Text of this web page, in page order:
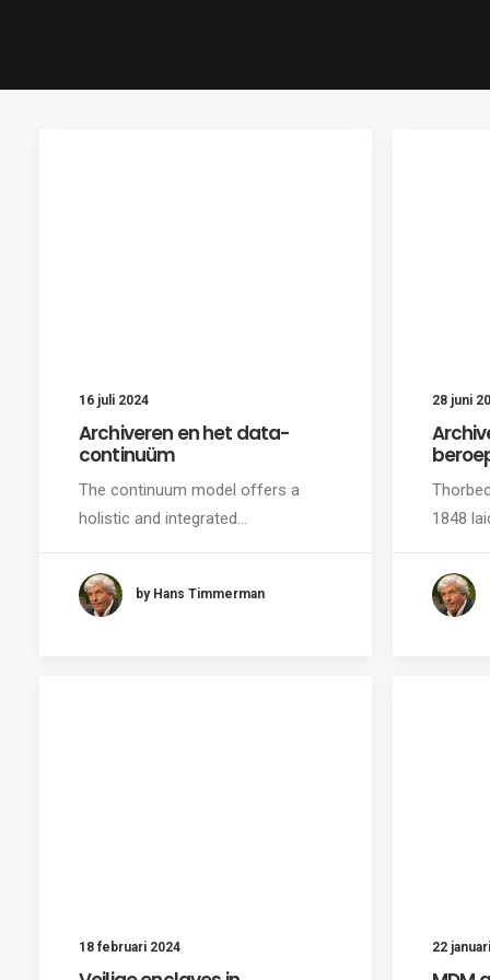
16 juli 2024
Archiveren en het data-
continuüm
The continuum model offers a
holistic and integrated…
by Hans Timmerman
28 juni
1848
18 februari 2024 22